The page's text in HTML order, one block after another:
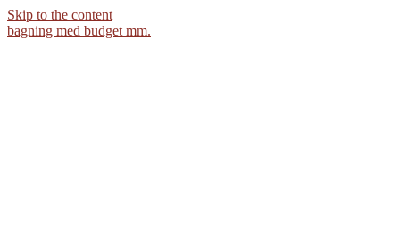
Skip to the content
bagning med budget mm.